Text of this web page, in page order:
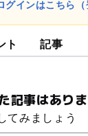
グインはこちら（
ト 記事
記事はあり
てみましょう